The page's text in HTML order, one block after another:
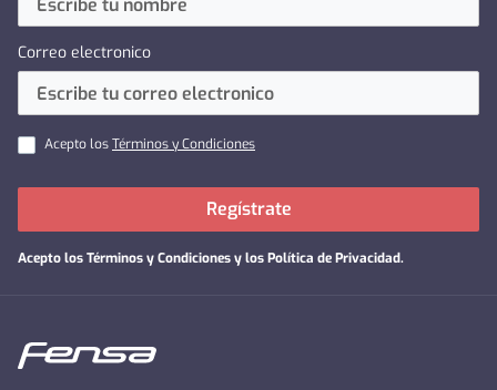
Correo electronico
Acepto losTérminos y Condiciones
Acepto losTérminos y Condiciones y los Política de Privacidad.
Regístrate